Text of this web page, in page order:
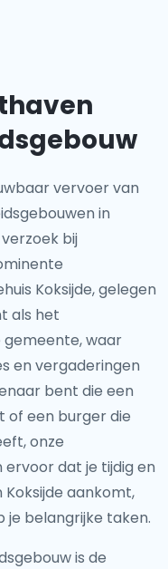
vervoer van
in
bij
Koksijde, gelegen
als het
waar
en vergaderingen
bent die een
of een burger die
onze
dat je tijdig en
aankomt,
belangrijke taken.
is de